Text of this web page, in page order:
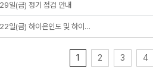
일(금) 정기 점검 안내
일(금) 하이온인도 및 하이…
1 2 3 4